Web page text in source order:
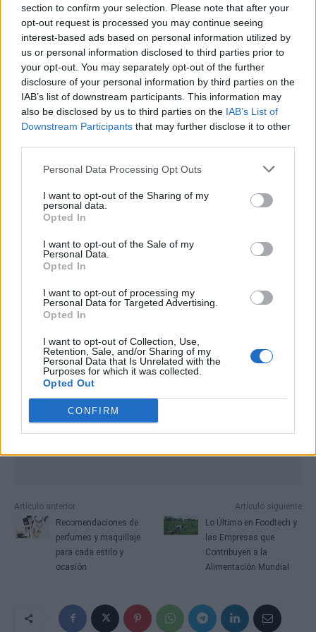
section to confirm your selection. Please note that after your
opt-out request is processed you may continue seeing
interest-based ads based on personal information utilized by
us or personal information disclosed to third parties prior to
your opt-out. You may separately opt-out of the further
disclosure of your personal information by third parties on the
IAB’s list of downstream participants. This information may
also be disclosed by us to third parties on the IAB’s List of
Downstream Participants that may further disclose it to other
Personal Data Processing Opt Outs
I want to opt-out of the Sharing of my
personal data.
Opted In
I want to opt-out of the Sale of my
Personal Data.
Opted In
I want to opt-out of processing my
Personal Data for Targeted Advertising.
Opted In
I want to opt-out of Collection, Use,
Retention, Sale, and/or Sharing of my
Personal Data that Is Unrelated with the
Purposes for which it was collected.
Opted Out
CONFIRM
puede ser el primer paso haciaun empleo
gratificante y bien remunerado.
Artículo anterior
Recomendaciones de
perfumes y maquillaje
para cada estilo y
ocasión
Artículo siguiente
Lo Último en Foodtech y
las Empresas que
Contribuyen a la
Alimentación Mundial